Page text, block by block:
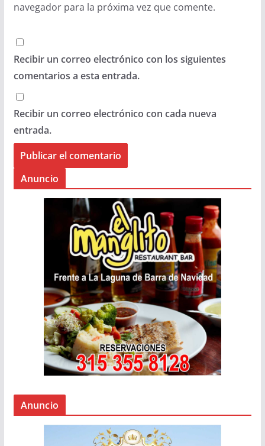
navegador para la próxima vez que comente.
Recibir un correo electrónico con los siguientes
comentarios a esta entrada.
Recibir un correo electrónico con cada nueva
entrada.
Anuncio
Anuncio